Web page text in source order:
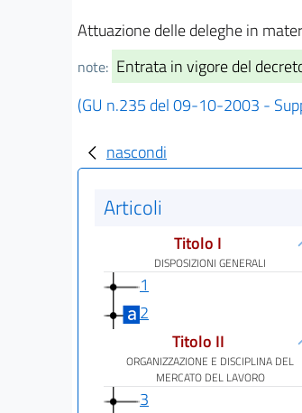
Attuazione delle deleghe in
note: Entrata in vigore del
(GU n.235 del 09-10-2003 -
nascondi
Articoli
Titolo I
DISPOSIZIONI GENERALI
1
2
Titolo II
ORGANIZZAZIONE E DISCIPLINA DEL
MERCATO DEL LAVORO
3